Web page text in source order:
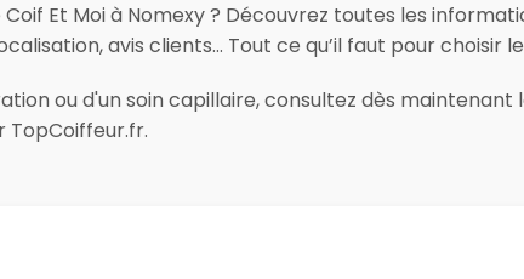
Et Moi à Nomexy ? Découvrez toutes les
avis clients… Tout ce qu’il faut pour choisir
ou d'un soin capillaire, consultez dès maintenant
TopCoiffeur.fr.